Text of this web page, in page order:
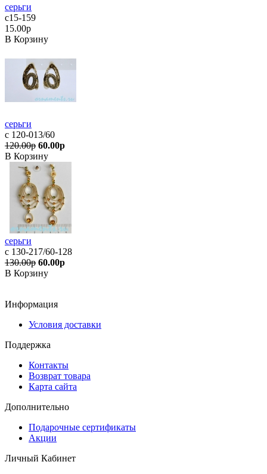
серьги
с15-159
15.00р
В Корзину
серьги
с 120-013/60
120.00р 60.00р
В Корзину
серьги
с 130-217/60-128
130.00р 60.00р
В Корзину
Информация
Условия доставки
Поддержка
Контакты
Возврат товара
Карта сайта
Дополнительно
Подарочные сертификаты
Акции
Личный Кабинет